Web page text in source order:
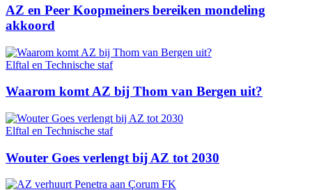
AZ en Peer Koopmeiners bereiken mondeling
akkoord
Elftal en Technische staf
Waarom komt AZ bij Thom van Bergen uit?
Elftal en Technische staf
Wouter Goes verlengt bij AZ tot 2030